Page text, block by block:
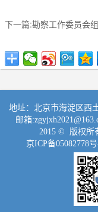
下一篇:勘察工作委员会
地址：北京市海淀区
邮箱:
2015 © 版权所
京ICP备05082778